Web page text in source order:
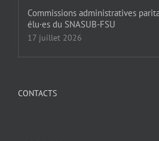
Commissions administratives
élu·es du SNASUB-FSU
17 juillet 2026
CONTACTS